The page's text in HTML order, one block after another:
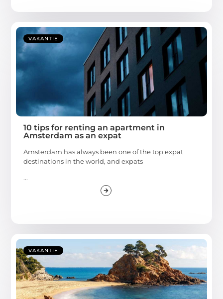
VAKANTIE
10 tips for renting an apartment in
Amsterdam as an expat
Amsterdam has always been one of the top expat
destinations in the world, and expats
...
VAKANTIE